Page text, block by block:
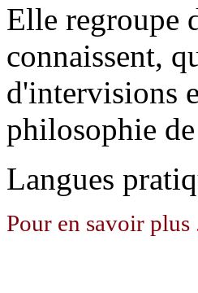
Elle regroupe
connaissent,
d'intervisions
philosophie
Langues
Pour en savoir plus